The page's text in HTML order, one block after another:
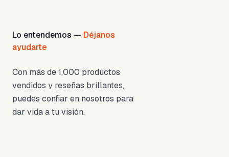
Lo entendemos — Déjanos
ayudarte
Con más de 1,000 productos
vendidos y reseñas brillantes,
puedes confiar en nosotros para
dar vida a tu visión.